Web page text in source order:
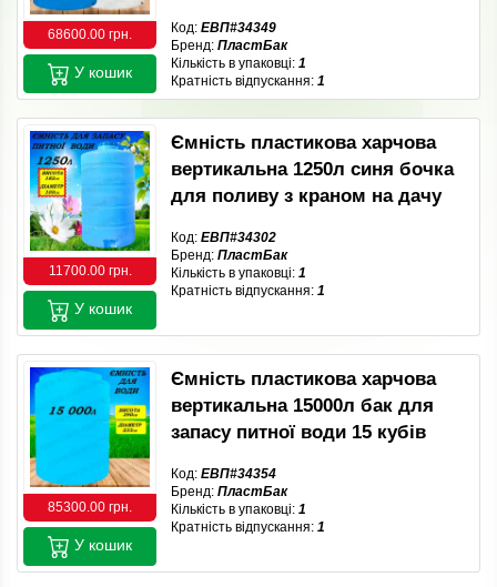
68600.00 грн. Код: ЕВП#34349
Бренд: ПластБак
Кількість в упаковці: 1
Кратність відпускання: 1
У кошик
11700.00 грн.
Ємність пластикова харчова
вертикальна 1250л синя бочка
для поливу з краном на дачу
Код: ЕВП#34302
Бренд: ПластБак
Кількість в упаковці: 1
Кратність відпускання: 1
У кошик
85300.00 грн.
Ємність пластикова харчова
вертикальна 15000л бак для
запасу питної води 15 кубів
Код: ЕВП#34354
Бренд: ПластБак
Кількість в упаковці: 1
Кратність відпускання: 1
У кошик